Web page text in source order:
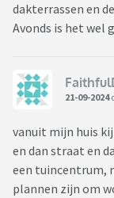
dakterrassen en
Avonds is het wel
21-09-2024
vanuit mijn huis
en dan straat en
een tuincentrum,
plannen zijn om